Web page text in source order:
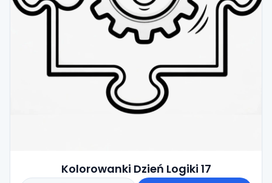
Kolorowanki Dzień Logiki 17